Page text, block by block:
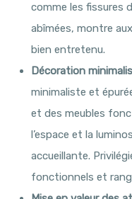
comme les fissures
abîmées, montre
bien entretenu.
Décoration
minimaliste et
et des meubles
l’espace et la
accueillante.
fonctionnels et